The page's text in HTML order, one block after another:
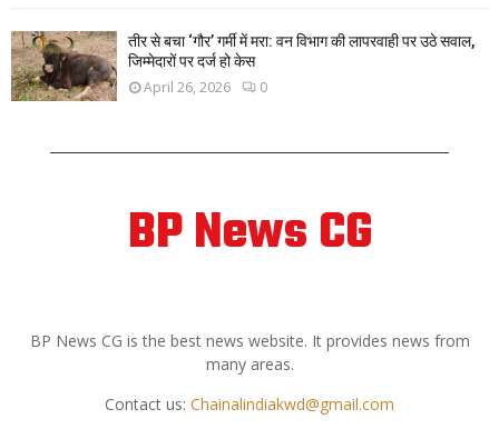
तीर से बचा ‘गौर’ गर्मी में मरा: वन विभाग की लापरवाही पर उठे सवाल,
जिम्मेदारों पर दर्ज हो केस
April 26, 2026 0
BP News CG
BP News CG is the best news website. It provides news from
many areas.
Contact us: Chainalindiakwd@gmail.com